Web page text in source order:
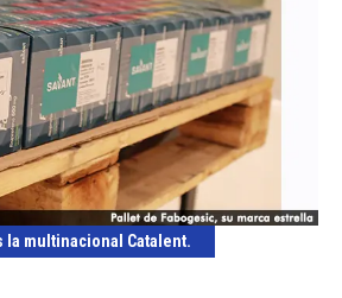
la multinacional Catalent.